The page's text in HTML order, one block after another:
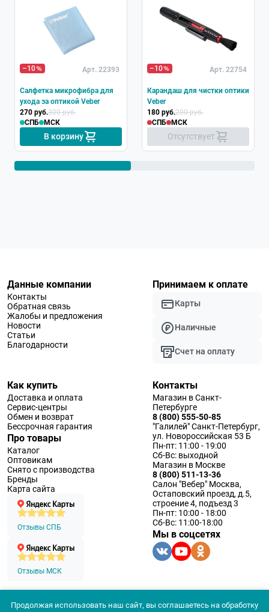
–10 Арт. 22393
Салфетка микрофибра для
ухода за оптикой Veber
270 руб.300 руб.
СПБ
МСК
В корзину
–10
Арт. 22754
Карандаш для чистки оптики
Veber
180 руб.200 руб.
СПБ
МСК
Отсутствует
Данные компании
Контакты
Обратная связь
Жалобы и предложения
Новости
Статьи
Благодарности
Принимаем к оплате
Карты
Наличные
Счет на оплату
Как купить
Доставка и оплата
Сервис-центры
Обмен и возврат
Бессрочная гарантия
Про товары
Каталог
Оптовикам
Снято с производства
Бренды
Карта сайта
Отзывы СПБ
Отзывы МСК
Контакты
Магазин в Санкт-
Петербурге
8 (800) 555-50-85
"Галилей" Санкт-Петербург,
ул. Новороссийская 53 Б
Пн-пт: 11:00 - 19:00
Сб-Вс: выходной
Магазин в Москве
8 (800) 511-13-36
Салон "Вебер" Москва,
Остаповский проезд, д.5,
строение 4, подъезд 3
Пн-пт: 10:00 - 18:00
Сб-Вс: 11:00-18:00
Мы в соцсетях
Продолжая использовать наш сайт, вы соглашаетесь на обработку